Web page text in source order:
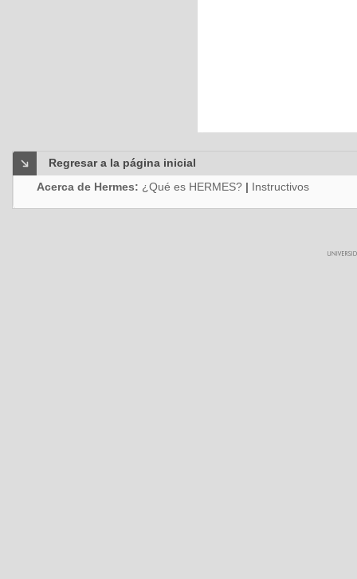
Regresar a la página inicial
Acerca de Hermes: ¿Qué es HERMES? | Instructivos